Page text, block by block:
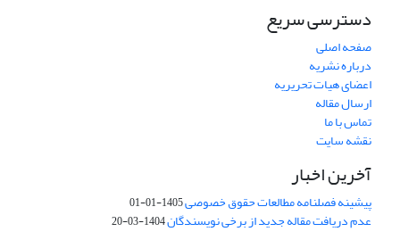
دسترسی سریع
صفحه اصلی
درباره نشریه
اعضای هیات تحریریه
ارسال مقاله
تماس با ما
نقشه سایت
آخرین اخبار
پیشینه فصلنامه مطالعات حقوق خصوصی1405-01-01
عدم دریافت مقاله جدید از برخی نویسندگان1404-03-20